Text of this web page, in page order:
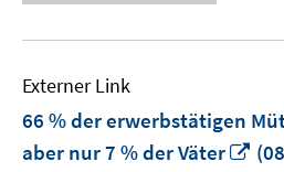
Externer Link
66 % der erwerbstätigen
aber nur 7 % der Väter
In